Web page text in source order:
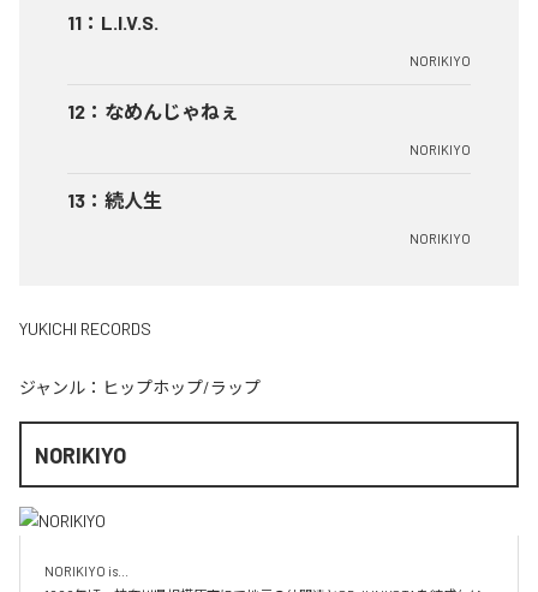
11 ： L.I.V.S.
NORIKIYO
12 ： なめんじゃねぇ
NORIKIYO
13 ： 続人生
NORIKIYO
YUKICHI RECORDS
ジャンル： ヒップホップ/ラップ
NORIKIYO
NORIKIYO is...